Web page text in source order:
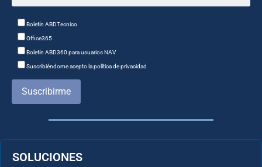
Boletín ABDTecnico
Office365
Boletín ABD360 para usuarios NAV
Suscribiéndome acepto la política de privacidad
Suscribirme
SOLUCIONES